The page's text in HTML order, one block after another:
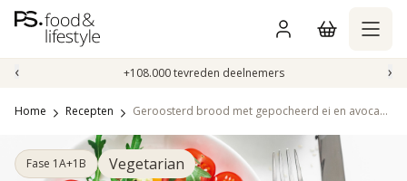
Naar
inhoud
‹ +108.000 tevreden deelnemers ›
Home Recepten Geroosterd brood met gepocheerd ei en avocadospread
Fase 1A+1B Vegetarian